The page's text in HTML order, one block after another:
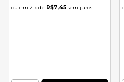
2 x de R$7,45 sem juros